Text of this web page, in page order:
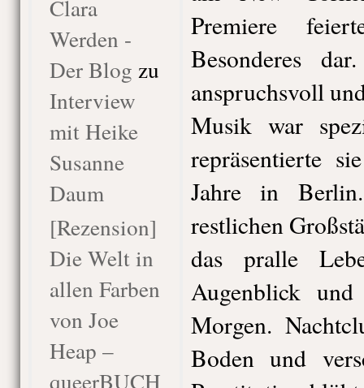
Clara
Werden -
Der Blog zu
Interview
mit Heike
Susanne
Daum
[Rezension]
Die Welt in
allen Farben
von Joe
Heap –
queerBUCH
Premiere
Besonderes
anspruchsvoll
Musik war
repräsentierte
Jahre in
restlichen
das pralle
Augenblick
Morgen.
Boden und